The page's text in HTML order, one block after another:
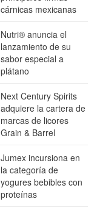
cárnicas mexicanas
Nutri® anuncia el
lanzamiento de su
sabor especial a
plátano
Next Century Spirits
adquiere la cartera de
marcas de licores
Grain & Barrel
Jumex incursiona en
la categoría de
yogures bebibles con
proteínas